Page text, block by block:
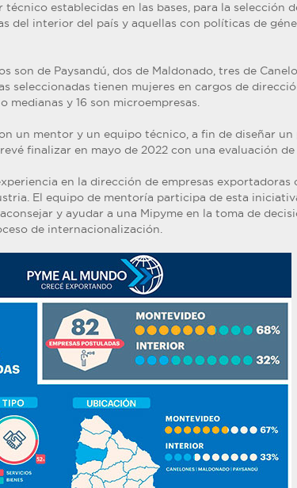
establecidas en las bases, para la selección
del interior del país y aquellas con políticas de
son de Paysandú, dos de Maldonado, tres de
seleccionadas tienen mujeres en cargos de
medianas y 16 son microempresas.
un mentor y un equipo técnico, a fin de diseñar
finalizar en mayo de 2022 con una evaluación de
en la dirección de empresas exportadoras
El equipo de mentoría participa de esta
y ayudar a una Mipyme en la toma de
de internacionalización.